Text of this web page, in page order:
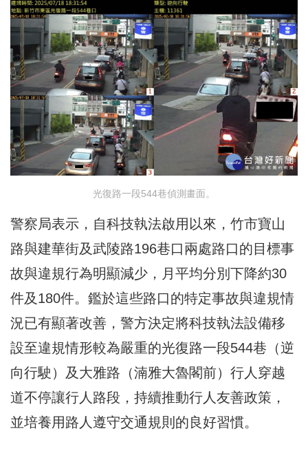
光復路一段544巷偵測畫面。
警察局表示，自科技執法啟用以來，竹市寶山
路與建華街及武陵路196巷口兩處路口的目標事
故與違規行為明顯減少，月平均分別下降約30
件及180件。鑑於這些路口的特定事故與違規情
況已有顯著改善，警方決定將科技執法設備移
設至違規情形較為嚴重的光復路一段544巷（逆
向行駛）及大雅路（湳雅大魯閣前）行人穿越
道不停讓行人路段，持續推動行人友善政策，
並培養用路人遵守交通規則的良好習慣。